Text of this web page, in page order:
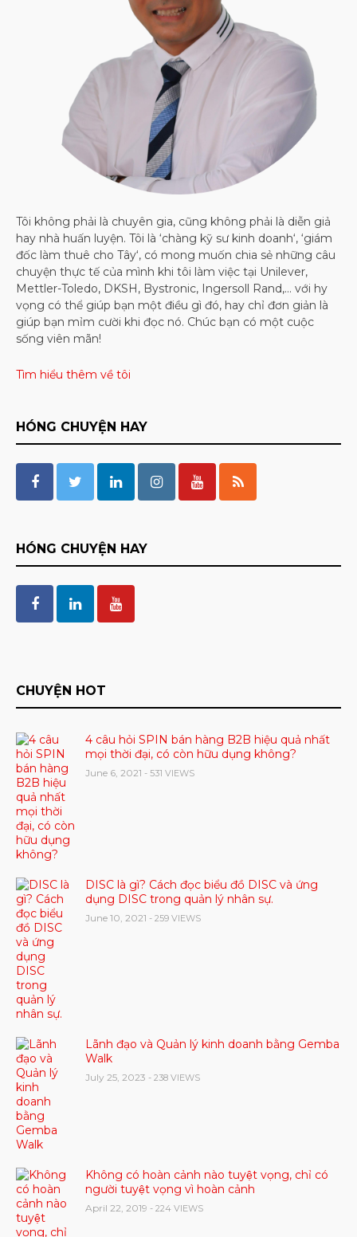
Tôi không phải là chuyên gia, cũng không phải là diễn giả
hay nhà huấn luyện. Tôi là ‘chàng kỹ sư kinh doanh‘, ‘giám
đốc làm thuê cho Tây‘, có mong muốn chia sẻ những câu
chuyện thực tế của mình khi tôi làm việc tại Unilever,
Mettler-Toledo, DKSH, Bystronic, Ingersoll Rand,… với hy
vọng có thể giúp bạn một điều gì đó, hay chỉ đơn giản là
giúp bạn mỉm cười khi đọc nó. Chúc bạn có một cuộc
sống viên mãn!
Tìm hiểu thêm về tôi
HÓNG CHUYỆN HAY
HÓNG CHUYỆN HAY
CHUYỆN HOT
4 câu hỏi SPIN bán hàng B2B hiệu quả nhất
mọi thời đại, có còn hữu dụng không?
June 6, 2021 - 531 VIEWS
DISC là gì? Cách đọc biểu đồ DISC và ứng
dụng DISC trong quản lý nhân sự.
June 10, 2021 - 259 VIEWS
Lãnh đạo và Quản lý kinh doanh bằng Gemba
Walk
July 25, 2023 - 238 VIEWS
Không có hoàn cảnh nào tuyệt vọng, chỉ có
người tuyệt vọng vì hoàn cảnh
April 22, 2019 - 224 VIEWS